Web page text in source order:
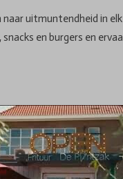
uitmuntendheid in elk
en burgers en